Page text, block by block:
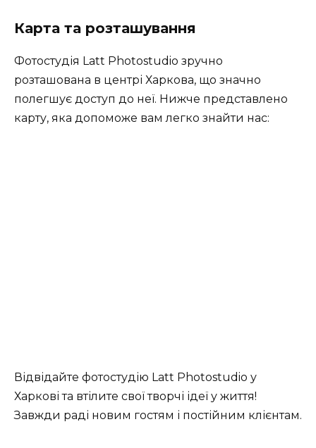
Карта та розташування
Фотостудія Latt Photostudio зручно
розташована в центрі Харкова, що значно
полегшує доступ до неї. Нижче представлено
карту, яка допоможе вам легко знайти нас:
Відвідайте фотостудію Latt Photostudio у
Харкові та втілите свої творчі ідеї у життя!
Завжди раді новим гостям і постійним клієнтам.